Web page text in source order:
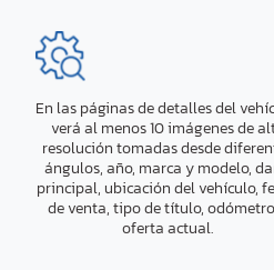
En las páginas de detalles del
verá al menos 10 imágenes de
resolución tomadas desde
ángulos, año, marca y modelo,
principal, ubicación del vehículo,
de venta, tipo de título,
oferta actual.